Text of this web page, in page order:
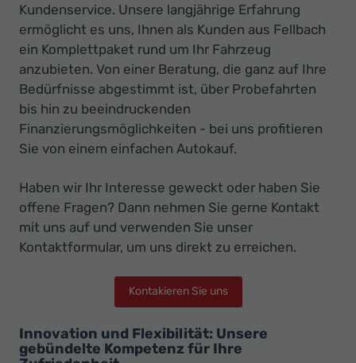
Kundenservice. Unsere langjährige Erfahrung
ermöglicht es uns, Ihnen als Kunden aus Fellbach
ein Komplettpaket rund um Ihr Fahrzeug
anzubieten. Von einer Beratung, die ganz auf Ihre
Bedürfnisse abgestimmt ist, über Probefahrten
bis hin zu beeindruckenden
Finanzierungsmöglichkeiten - bei uns profitieren
Sie von einem einfachen Autokauf.
Haben wir Ihr Interesse geweckt oder haben Sie
offene Fragen? Dann nehmen Sie gerne Kontakt
mit uns auf und verwenden Sie unser
Kontaktformular, um uns direkt zu erreichen.
Kontakieren Sie uns
Innovation und Flexibilität: Unsere
gebündelte Kompetenz für Ihre